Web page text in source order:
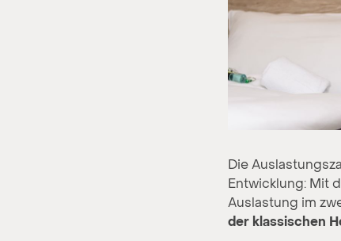
Die
Entwicklung: Mit
Auslastung im
der klassischen